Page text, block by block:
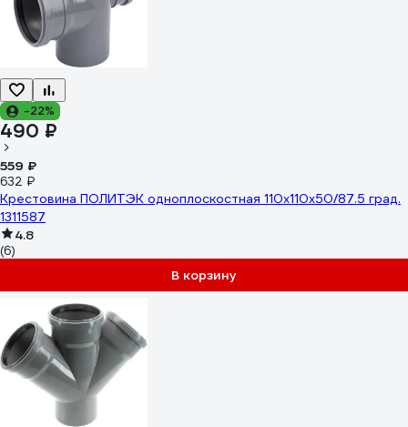
-22%
490 ₽
559 ₽
632 ₽
Крестовина ПОЛИТЭК одноплоскостная 110х110х50/87.5 град.
1311587
4.8
(6)
В корзину